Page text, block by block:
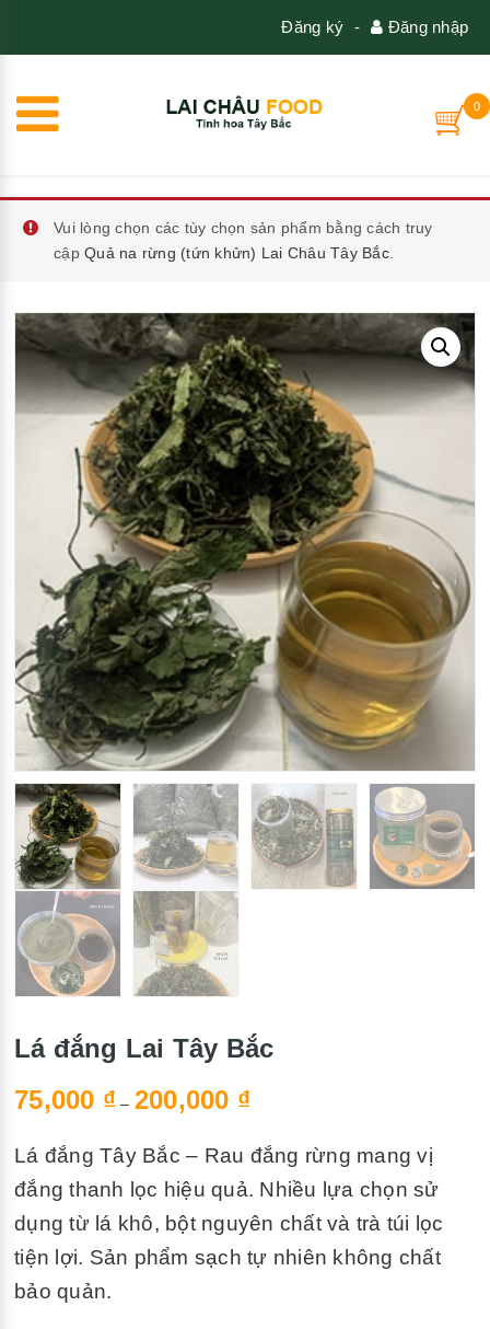
Đăng nhập
-
Đăng ký
0
Vui lòng chọn các tùy chọn sản phẩm bằng cách truy
cập Quả na rừng (tứn khửn) Lai Châu Tây Bắc.
Lá đắng Lai Tây Bắc
75,000 ₫ – 200,000 ₫
Lá đắng Tây Bắc – Rau đắng rừng mang vị
đắng thanh lọc hiệu quả. Nhiều lựa chọn sử
dụng từ lá khô, bột nguyên chất và trà túi lọc
tiện lợi. Sản phẩm sạch tự nhiên không chất
bảo quản.